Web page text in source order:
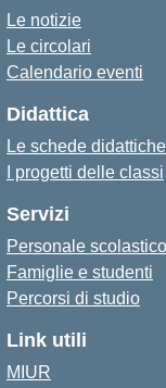
Le notizie
Le circolari
Calendario eventi
Didattica
Le schede didattiche
I progetti delle classi
Servizi
Personale scolastico
Famiglie e studenti
Percorsi di studio
Link utili
MIUR